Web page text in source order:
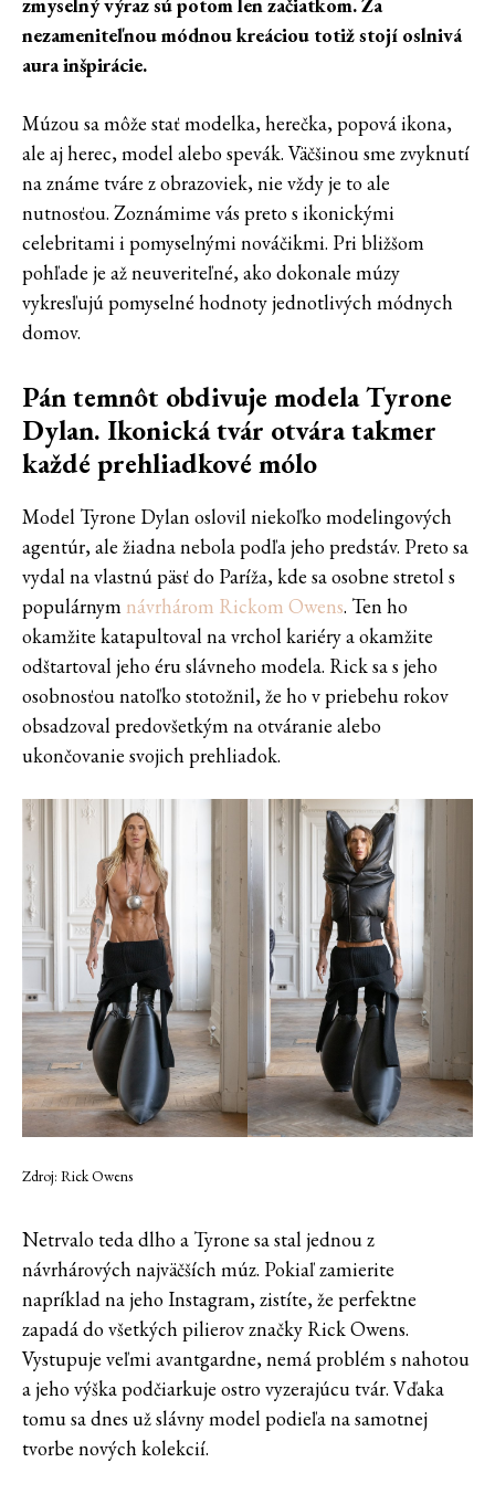
nezameniteľnou módnou kreáciou totiž stojí oslnivá
aura inšpirácie.
Múzou sa môže stať modelka, herečka, popová ikona,
ale aj herec, model alebo spevák. Väčšinou sme zvyknutí
na známe tváre z obrazoviek, nie vždy je to ale
nutnosťou. Zoznámime vás preto s ikonickými
celebritami i pomyselnými nováčikmi. Pri bližšom
pohľade je až neuveriteľné, ako dokonale múzy
vykresľujú pomyselné hodnoty jednotlivých módnych
domov.
Pán temnôt obdivuje modela Tyrone
Dylan. Ikonická tvár otvára takmer
každé prehliadkové mólo
Model Tyrone Dylan oslovil niekoľko modelingových
agentúr, ale žiadna nebola podľa jeho predstáv. Preto sa
vydal na vlastnú päsť do Paríža, kde sa osobne stretol s
populárnym návrhárom Rickom Owens. Ten ho
okamžite katapultoval na vrchol kariéry a okamžite
odštartoval jeho éru slávneho modela. Rick sa s jeho
osobnosťou natoľko stotožnil, že ho v priebehu rokov
obsadzoval predovšetkým na otváranie alebo
ukončovanie svojich prehliadok.
Zdroj: Rick Owens
Netrvalo teda dlho a Tyrone sa stal jednou z
návrhárových najväčších múz. Pokiaľ zamierite
napríklad na jeho Instagram, zistíte, že perfektne
zapadá do všetkých pilierov značky Rick Owens.
Vystupuje veľmi avantgardne, nemá problém s nahotou
a jeho výška podčiarkuje ostro vyzerajúcu tvár. Vďaka
tomu sa dnes už slávny model podieľa na samotnej
tvorbe nových kolekcií.